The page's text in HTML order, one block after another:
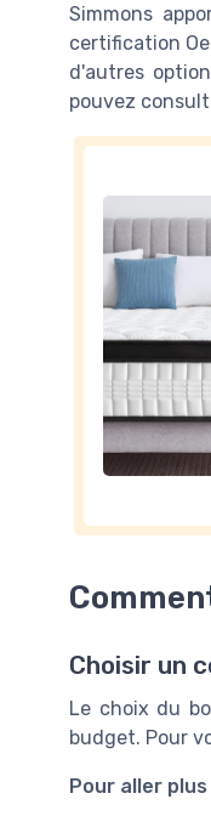
Simmons
certification
d'autres
pouvez
Choisir un
Le choix du
budget. Pour
Pour aller plus